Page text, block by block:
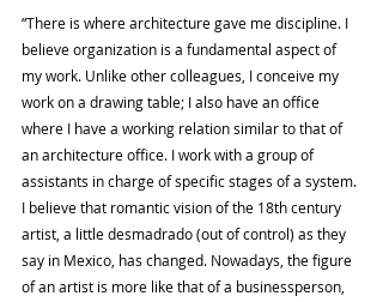
“There is where architecture gave me discipline. I
believe organization is a fundamental aspect of
my work. Unlike other colleagues, I conceive my
work on a drawing table; I also have an office
where I have a working relation similar to that of
an architecture office. I work with a group of
assistants in charge of specific stages of a system.
I believe that romantic vision of the 18th century
artist, a little desmadrado (out of control) as they
say in Mexico, has changed. Nowadays, the figure
of an artist is more like that of a businessperson,